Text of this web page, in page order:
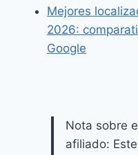
Mejores
2026:
Google
Nota sobre
afiliado: